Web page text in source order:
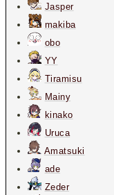
Jasper
makiba
obo
YY
Tiramisu
Mainy
kinako
Uruca
Amatsuki
ade
Zeder